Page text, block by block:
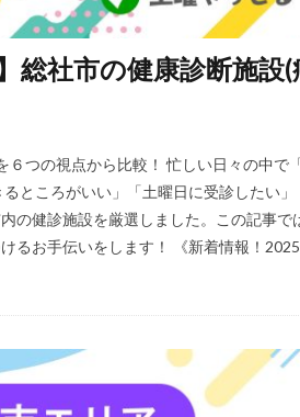
総社市の健康診断施
６つの視点から比較！ 忙しい日々の中
ところがいい」「土曜日に受診したい
の健診施設を厳選しました。この記事
るお手伝いをします！ 《新着情報！